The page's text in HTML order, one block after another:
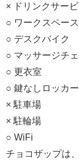
× ドリンクサー
○ ワークスペース
○ デスクバイク
○ マッサージチ
○ 更衣室
○ 鍵なしロッカー
× 駐車場
× 駐輪場
○ WiFi
チョコザップは